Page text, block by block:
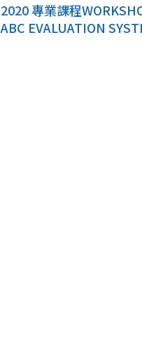
2020 專業課程
ABC EVALUATION